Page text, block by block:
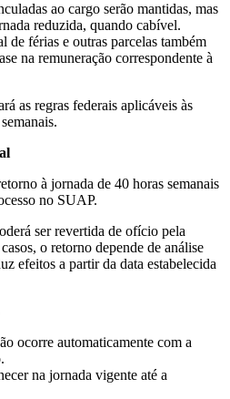
ao cargo serão mantidas, mas
reduzida, quando cabível.
de férias e outras parcelas também
na remuneração correspondente à
as regras federais aplicáveis às
à jornada de 40 horas semanais
no SUAP.
ser revertida de ofício pela
o retorno depende de análise
efeitos a partir da data estabelecida
ocorre automaticamente com a
na jornada vigente até a